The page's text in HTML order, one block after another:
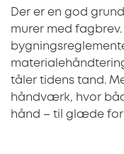
Der er en god
murer med
tåler tidens tand.
håndværk, hvor
hånd – til glæde for